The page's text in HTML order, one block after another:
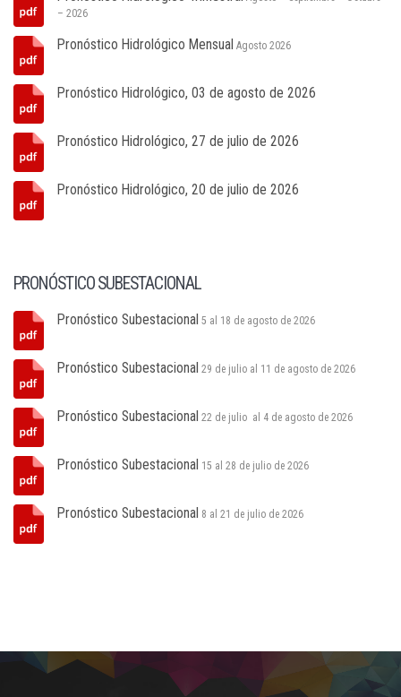
– 2026
Pronóstico Hidrológico Mensual Agosto 2026
Pronóstico Hidrológico, 03 de agosto de 2026
Pronóstico Hidrológico, 27 de julio de 2026
Pronóstico Hidrológico, 20 de julio de 2026
PRONÓSTICO SUBESTACIONAL
Pronóstico Subestacional 5 al 18 de agosto de 2026
Pronóstico Subestacional 29 de julio al 11 de agosto de 2026
Pronóstico Subestacional 22 de julio al 4 de agosto de 2026
Pronóstico Subestacional 15 al 28 de julio de 2026
Pronóstico Subestacional 8 al 21 de julio de 2026